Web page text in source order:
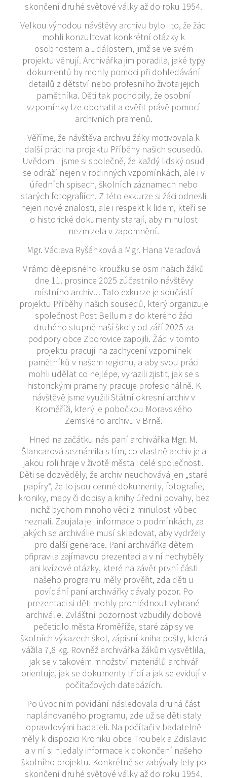
skončení druhé světové války až do roku 1954.
Velkou výhodou návštěvy archivu bylo i to, že žáci
mohli konzultovat konkrétní otázky k
osobnostem a událostem, jimž se ve svém
projektu věnují. Archivářka jim poradila, jaké typy
dokumentů by mohly pomoci při dohledávání
detailů z dětství nebo profesního života jejich
pamětníka. Děti tak pochopily, že osobní
vzpomínky lze obohatit a ověřit právě pomocí
archivních pramenů.
Věříme, že návštěva archivu žáky motivovala k
další práci na projektu Příběhy našich sousedů.
Uvědomili jsme si společně, že každý lidský osud
se odráží nejen v rodinných vzpomínkách, ale i v
úředních spisech, školních záznamech nebo
starých fotografiích. Z této exkurze si žáci odnesli
nejen nové znalosti, ale i respekt k lidem, kteří se
o historické dokumenty starají, aby minulost
nezmizela v zapomnění.
Mgr. Václava Ryšánková a Mgr. Hana Varaďová
V rámci dějepisného kroužku se osm našich žáků
dne 11. prosince 2025 zúčastnilo návštěvy
místního archivu. Tato exkurze je součástí
projektu Příběhy našich sousedů, který organizuje
společnost Post Bellum a do kterého žáci
druhého stupně naší školy od září 2025 za
podpory obce Zborovice zapojili. Žáci v tomto
projektu pracují na zachycení vzpomínek
pamětníků v našem regionu, a aby svou práci
mohli udělat co nejlépe, vyrazili zjistit, jak se s
historickými prameny pracuje profesionálně. K
návštěvě jsme využili Státní okresní archiv v
Kroměříži, který je pobočkou Moravského
Zemského archivu v Brně.
Hned na začátku nás paní archivářka Mgr. M.
Šlancarová seznámila s tím, co vlastně archiv je a
jakou roli hraje v životě města i celé společnosti.
Děti se dozvěděly, že archiv neuchovává jen „staré
papíry“, že to jsou cenné dokumenty, fotografie,
kroniky, mapy či dopisy a knihy úřední povahy, bez
nichž bychom mnoho věcí z minulosti vůbec
neznali. Zaujala je i informace o podmínkách, za
jakých se archiválie musí skladovat, aby vydržely
pro další generace. Paní archivářka dětem
připravila zajímavou prezentaci a v ní nechyběly
ani kvízové otázky, které na závěr první části
našeho programu měly prověřit, zda děti u
povídání paní archivářky dávaly pozor. Po
prezentaci si děti mohly prohlédnout vybrané
archiválie. Zvláštní pozornost vzbudily dobové
pečetidlo města Kroměříže, staré zápisy ve
školních výkazech škol, zápisní kniha pošty, která
vážila 7,8 kg. Rovněž archivářka žákům vysvětlila,
jak se v takovém množství materiálů archivář
orientuje, jak se dokumenty třídí a jak se evidují v
počítačových databázích.
Po úvodním povídání následovala druhá část
naplánovaného programu, zde už se děti staly
opravdovými badateli. Na počítači v badatelně
měly k dispozici Kroniku obce Troubek a Zdislavic
a v ní si hledaly informace k dokončení našeho
školního projektu. Konkrétně se zabývaly lety po
skončení druhé světové války až do roku 1954.